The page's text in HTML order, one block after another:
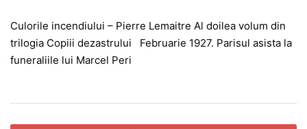
Culorile incendiului – Pierre Lemaitre Al doilea volum din
trilogia Copiii dezastrului Februarie 1927. Parisul asista la
funeraliile lui Marcel Peri